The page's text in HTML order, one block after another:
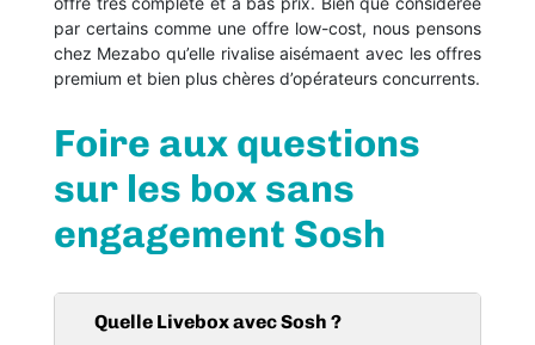
par certains comme une offre low-cost, nous pensons
chez Mezabo qu’elle rivalise aisémaent avec les offres
premium et bien plus chères d’opérateurs concurrents.
Foire aux questions
sur les box sans
engagement Sosh
Quelle Livebox avec Sosh ?